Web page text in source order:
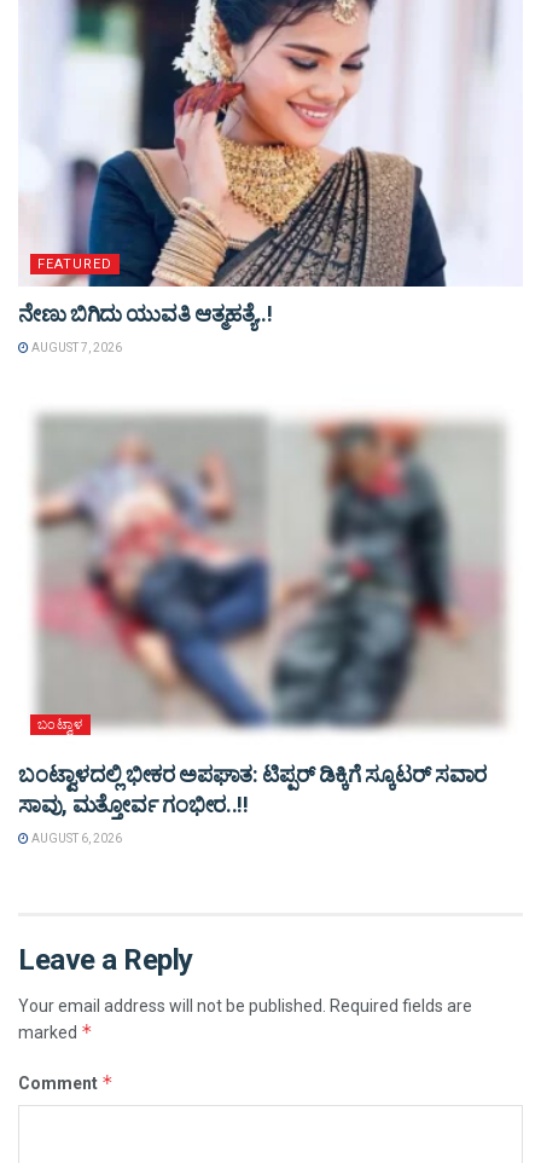
FEATURED
ನೇಣು ಬಿಗಿದು ಯುವತಿ ಆತ್ಮಹತ್ಯೆ..!
AUGUST 7, 2026
ಬಂಟ್ವಾಳ
ಬಂಟ್ವಾಳದಲ್ಲಿ ಭೀಕರ ಅಪಘಾತ: ಟಿಪ್ಪರ್ ಡಿಕ್ಕಿಗೆ ಸ್ಕೂಟರ್ ಸವಾರ
ಸಾವು, ಮತ್ತೋರ್ವ ಗಂಭೀರ..!!
AUGUST 6, 2026
Leave a Reply
Your email address will not be published. Required fields are
marked *
Comment *